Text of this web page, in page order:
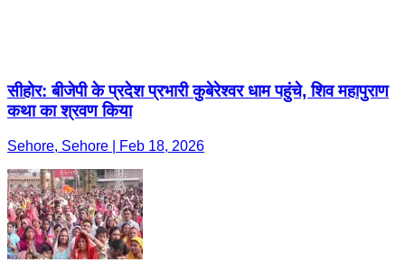
सीहोर: बीजेपी के प्रदेश प्रभारी कुबेरेश्वर धाम पहुंचे, शिव महापुराण
कथा का श्रवण किया
Sehore, Sehore | Feb 18, 2026